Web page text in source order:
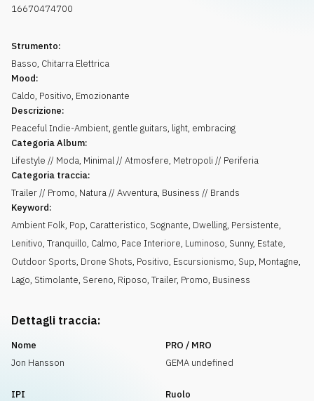
16670474700
Strumento:
Basso, Chitarra Elettrica
Mood:
Caldo, Positivo, Emozionante
Descrizione:
Peaceful Indie-Ambient, gentle guitars, light, embracing
Categoria Album:
Lifestyle // Moda, Minimal // Atmosfere, Metropoli // Periferia
Categoria traccia:
Trailer // Promo, Natura // Avventura, Business // Brands
Keyword:
Ambient Folk, Pop, Caratteristico, Sognante, Dwelling, Persistente,
Lenitivo, Tranquillo, Calmo, Pace Interiore, Luminoso, Sunny, Estate,
Outdoor Sports, Drone Shots, Positivo, Escursionismo, Sup, Montagne,
Lago, Stimolante, Sereno, Riposo, Trailer, Promo, Business
Dettagli traccia:
Nome
Jon Hansson
PRO / MRO
GEMA undefined
IPI
Ruolo